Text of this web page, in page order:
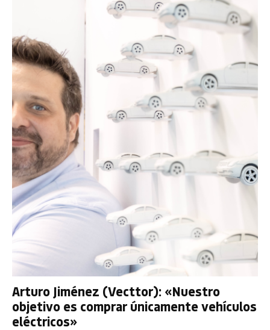
Arturo Jiménez (Vecttor): «Nuestro
objetivo es comprar únicamente vehículos
eléctricos»